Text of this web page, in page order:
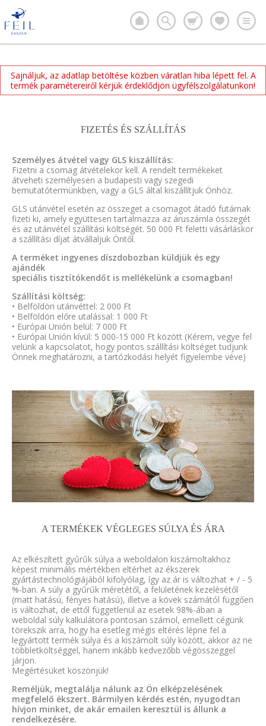
Sajnáljuk, az adatlap betöltése közben váratlan hiba lépett fel. A
termék paramétereiről kérjük érdeklődjön ügyfélszolgálatunkon!
FIZETÉS ÉS SZÁLLÍTÁS
Személyes átvétel vagy GLS kiszállítás:
Fizetni a csomag átvételekor kell. A rendelt termékeket
átveheti személyesen a budapesti vagy szegedi
bemutatótermünkben, vagy a GLS által kiszállítjuk Önhöz.
GLS utánvétel esetén az összeget a csomagot átadó futárnak
fizeti ki, amely együttesen tartalmazza az áruszámla összegét
és az utánvétel szállítási költségét. 50 000 Ft feletti vásárláskor
a szállítási díjat átvállaljuk Öntől.
A terméket ingyenes díszdobozban küldjük és egy
ajándék
speciális tisztítókendőt is mellékelünk a csomagban!
Szállítási költség:
• Belföldön utánvéttel: 2 000 Ft
• Belföldön előre utalással: 1 000 Ft
• Európai Unión belül: 7 000 Ft
• Európai Unión kívül: 5 000-15 000 Ft között (Kérem, vegye fel
velünk a kapcsolatot, hogy pontos szállítási költséget tudjunk
Önnek meghatározni, a tartózkodási helyét figyelembe véve)
A TERMÉKEK VÉGLEGES SÚLYA ÉS ÁRA
Az elkészített gyűrűk súlya a weboldalon kiszámoltakhoz
képest minimális mértékben eltérhet az ékszerek
gyártástechnológiájából kifolyólag, így az ár is változhat + / - 5
%-ban. A súly a gyűrűk méretétől, a felületének kezelésétől
(matt hatású, fényes hatású), illetve a kövek számától függően
is változhat, de ettől függetlenül az esetek 98%-ában a
weboldal súly kalkulátora pontosan számol, emellett cégünk
törekszik arra, hogy ha esetleg mégis eltérés lépne fel a
legyártott termék súlya és a kiszámolt súly között, akkor az ne
többletköltséggel, hanem inkább kedvezőbb végösszeggel
járjon.
Megértésüket köszönjük!
Reméljük, megtalálja nálunk az Ön elképzelésének
megfelelő ékszert. Bármilyen kérdés estén, nyugodtan
hívjon minket, de akár emailen keresztül is állunk a
rendelkezésére.